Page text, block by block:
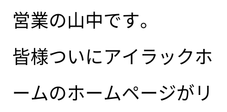
営業の山中です。
皆様ついにアイラックホ
ームのホームページがリ